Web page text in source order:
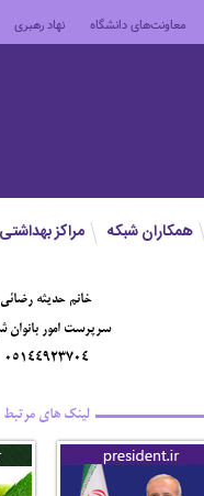
معاونت‌های دانشگاه نهاد رهبری
همکاران شبکه مراکز
خانم حدیثه رضائی
سرپرست امور بانوان
05144923704
لینک های مرتبط